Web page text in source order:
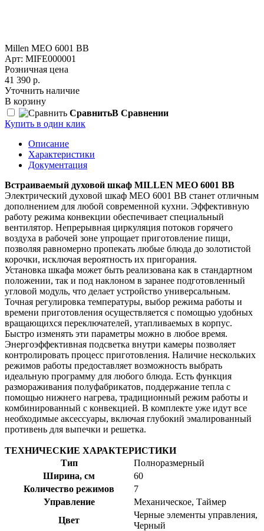
Millen MEO 6001 ВВ
Арт: MIFE000001
Розничная цена
41 390 р.
Уточнить наличие
В корзину
СравнитьВ Сравнении
Купить в один клик
Описание
Характеристики
Документация
Встраиваемый духовой шкаф MILLEN MEO 6001 BB
Электрический духовой шкаф MEO 6001 ВВ станет отличным
дополнением для любой современной кухни. Эффективную
работу режима конвекции обеспечивает специальный
вентилятор. Непрерывная циркуляция потоков горячего
воздуха в рабочей зоне упрощает приготовление пищи,
позволяя равномерно пропекать любые блюда до золотистой
корочки, исключая вероятность их пригорания.
Установка шкафа может быть реализована как в стандартном
положении, так и под наклоном в заранее подготовленный
угловой модуль, что делает устройство универсальным.
Точная регулировка температуры, выбор режима работы и
времени приготовления осуществляется с помощью удобных
вращающихся переключателей, утапливаемых в корпус.
Быстро изменять эти параметры можно в любое время.
Энергоэффективная подсветка внутри камеры позволяет
контролировать процесс приготовления. Наличие нескольких
режимов работы предоставляет возможность выбрать
идеальную программу для любого блюда. Есть функция
размораживания полуфабрикатов, поддержание тепла с
помощью нижнего нагрева, традиционный режим работы и
комбинированный с конвекцией. В комплекте уже идут все
необходимые аксессуары, включая глубокий эмалированный
противень для выпечки и решетка.
ТЕХНИЧЕСКИЕ ХАРАКТЕРИСТИКИ
Тип
Полноразмерный
Ширина, см
60
Количество режимов
7
Управление
Механическое, Таймер
Цвет
Черные элементы управления,
Черный